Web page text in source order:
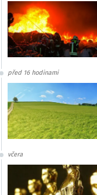
před 16 hodinami
včera